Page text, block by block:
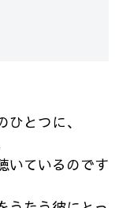
とつに、
いているのです